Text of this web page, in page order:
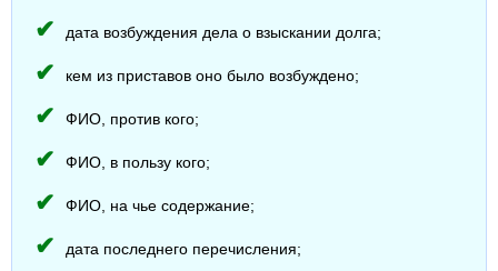
дата возбуждения дела о взыскании долга;
кем из приставов оно было возбуждено;
ФИО, против кого;
ФИО, в пользу кого;
ФИО, на чье содержание;
дата последнего перечисления;